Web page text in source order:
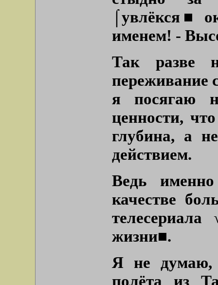
⌠увлёкся■
именем! -
Так разве
переживание
я посягаю
ценности,
глубина, а
действием.
Ведь
качестве
жизни■.
Я не думаю,
полёта из